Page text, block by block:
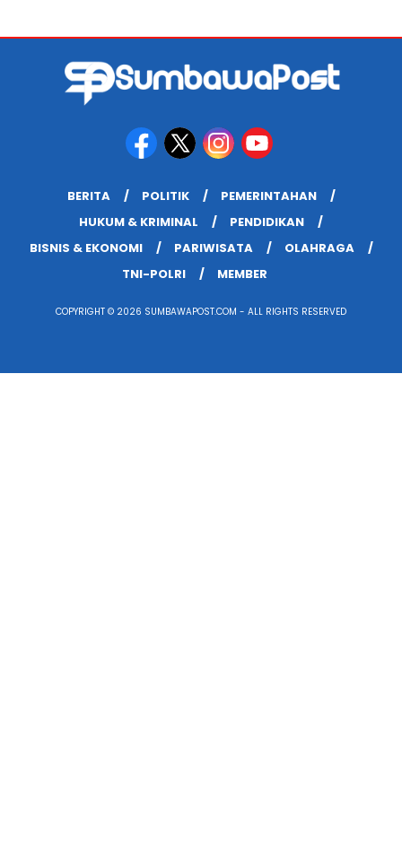
BERITA POLITIK
PEMERINTAHAN
HUKUM & KRIMINAL
PENDIDIKAN
BISNIS & EKONOMI
PARIWISATA
OLAHRAGA
TNI-POLRI
MEMBER
COPYRIGHT © 2026 SUMBAWAPOST.COM - ALL RIGHTS RESERVED